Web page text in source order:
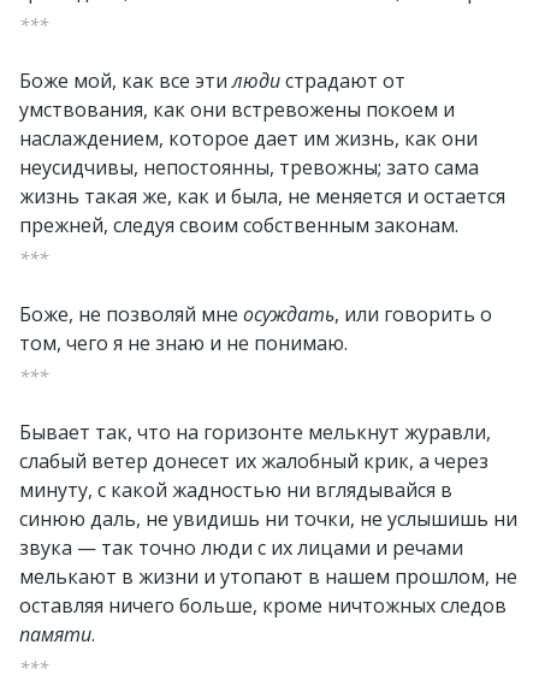
***
Боже мой, как все этилюдистрадают от
умствования, как они встревожены покоем и
наслаждением, которое дает им жизнь, как они
неусидчивы, непостоянны, тревожны; зато сама
жизнь такая же, как и была, не меняется и остается
прежней, следуя своим собственным законам.
***
Боже, не позволяй мне осуждать, или говорить о
том, чего я не знаю и не понимаю.
***
Бывает так, что на горизонте мелькнут журавли,
слабый ветер донесет их жалобный крик, а через
минуту, с какой жадностью ни вглядывайся в
синюю даль, не увидишь ни точки, не услышишь ни
звука — так точно люди с их лицами и речами
мелькают в жизни и утопают в нашем прошлом, не
оставляя ничего больше, кроме ничтожных следов
памяти.
***